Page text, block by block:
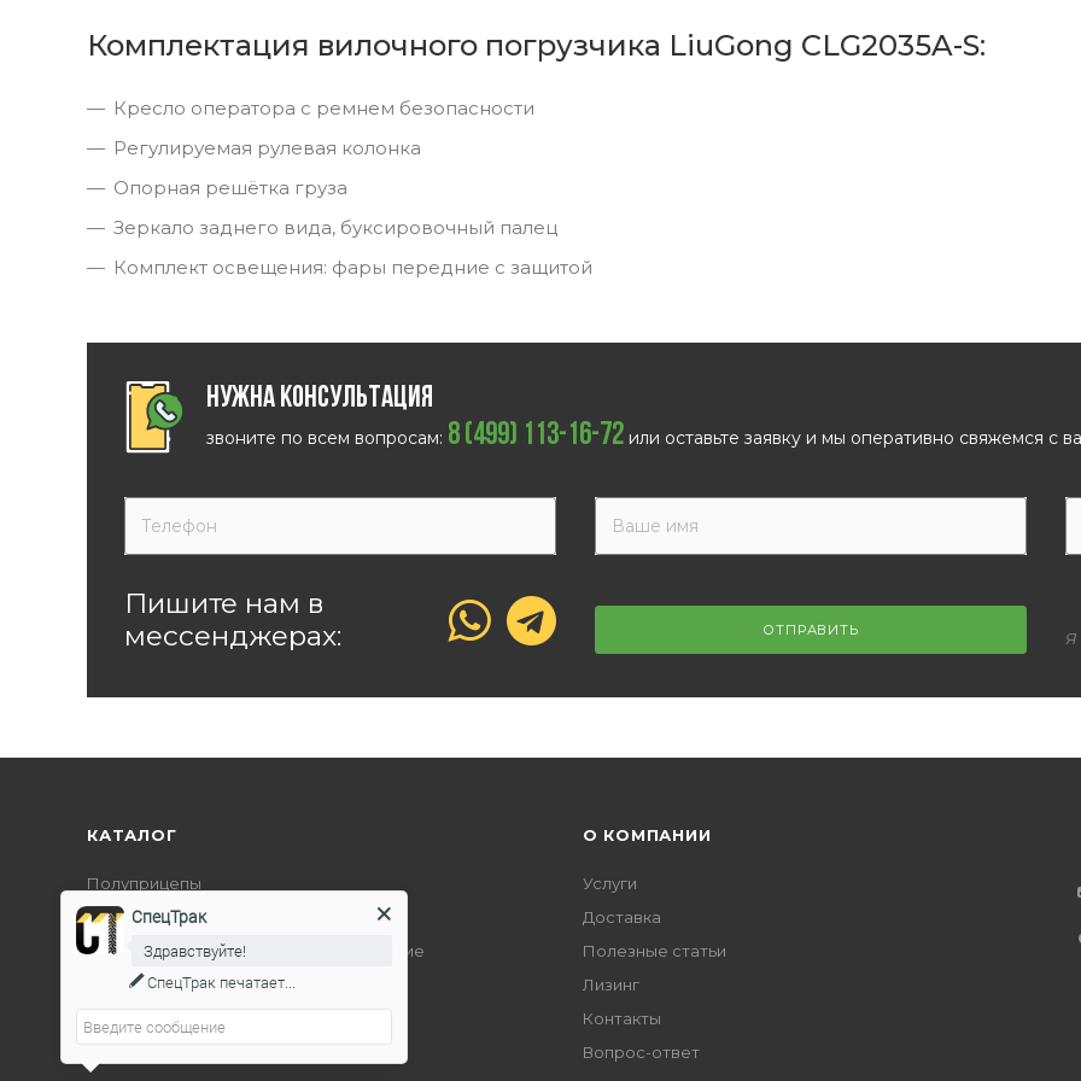
Комплектация вилочного погрузчика LiuGong CLG2035A-S:
Кресло оператора с ремнем безопасности
Регулируемая рулевая колонка
Опорная решётка груза
Зеркало заднего вида, буксировочный палец
Комплект освещения: фары передние с защитой
Нужна консультация
звоните по всем вопросам: 8 (499) 113-16-72 или оставьте заявку и мы оперативно свяжемся с
Пишите нам в
мессенджерах:
ОТПРАВИТЬ Я
КАТАЛОГ
Полуприцепы
Дорожно-строительная техника
Подъемно-транспортное оборудование
О КОМПАНИИ
Услуги
Доставка
Полезные статьи
Лизинг
Контакты
Вопрос-ответ
СпецТрак
Здравствуйте!
СпецТрак печатает...